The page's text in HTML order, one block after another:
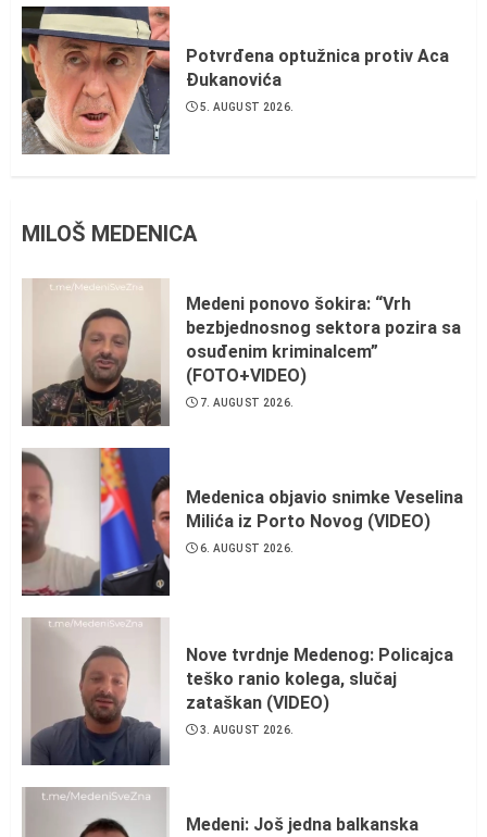
Potvrđena optužnica protiv Aca
Đukanovića
5. AUGUST 2026.
MILOŠ MEDENICA
Medeni ponovo šokira: “Vrh
bezbjednosnog sektora pozira sa
osuđenim kriminalcem”
(FOTO+VIDEO)
7. AUGUST 2026.
Medenica objavio snimke Veselina
Milića iz Porto Novog (VIDEO)
6. AUGUST 2026.
Nove tvrdnje Medenog: Policajca
teško ranio kolega, slučaj
zataškan (VIDEO)
3. AUGUST 2026.
Medeni: Još jedna balkanska